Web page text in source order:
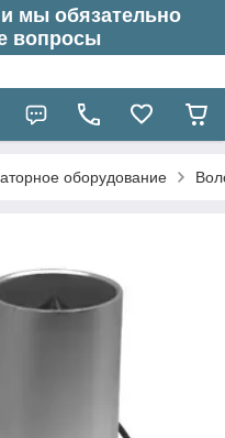
мы обязательно
вопросы
оборудование